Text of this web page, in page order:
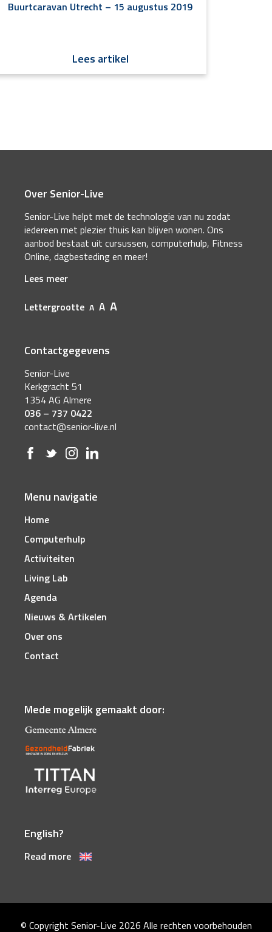
Buurtcaravan Utrecht – 15 augustus 2019
Lees artikel
Over Senior-Live
Senior-Live helpt met de technologie van nu zodat
iedereen met plezier thuis kan blijven wonen. Ons
aanbod bestaat uit cursussen, computerhulp, Fitness
Online, dagbesteding en meer!
Lees meer
Lettergrootte A A A
Contactgegevens
Senior-Live
Kerkgracht 51
1354 AG Almere
036 – 737 0422
contact@senior-live.nl
Menu navigatie
Home
Computerhulp
Activiteiten
Living Lab
Agenda
Nieuws & Artikelen
Over ons
Contact
Mede mogelijk gemaakt door:
English?
Read more
© Copyright Senior-Live 2026 Alle rechten voorbehouden